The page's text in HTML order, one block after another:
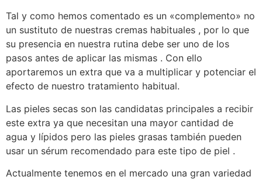
Tal y como hemos comentado es un «complemento» no
un sustituto de nuestras cremas habituales , por lo que
su presencia en nuestra rutina debe ser uno de los
pasos antes de aplicar las mismas . Con ello
aportaremos un extra que va a multiplicar y potenciar el
efecto de nuestro tratamiento habitual.
Las pieles secas son las candidatas principales a recibir
este extra ya que necesitan una mayor cantidad de
agua y lípidos pero las pieles grasas también pueden
usar un sérum recomendado para este tipo de piel .
Actualmente tenemos en el mercado una gran variedad